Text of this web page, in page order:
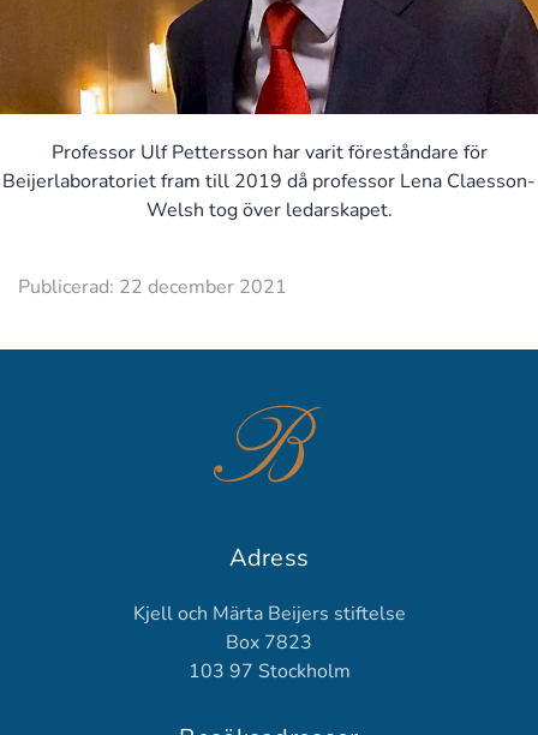
Professor Ulf Pettersson har varit föreståndare för
Beijerlaboratoriet fram till 2019 då professor Lena Claesson-
Welsh tog över ledarskapet.
Publicerad: 22 december 2021
Adress
Kjell och Märta Beijers stiftelse
Box 7823
103 97 Stockholm